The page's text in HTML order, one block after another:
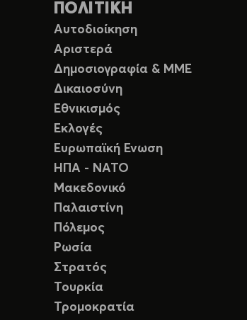
ΠΟΛΙΤΙΚΗ
Αυτοδιοίκηση
Αριστερά
Δημοσιογραφία & ΜΜΕ
Δικαιοσύνη
Εθνικισμός
Εκλογές
Ευρωπαϊκή Ενωση
ΗΠΑ - ΝΑΤΟ
Μακεδονικό
Παλαιστίνη
Πόλεμος
Ρωσία
Στρατός
Τουρκία
Τρομοκρατία